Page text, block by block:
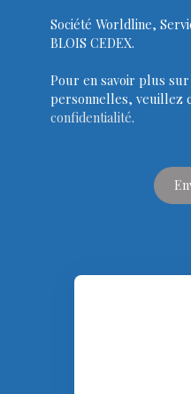
Société Worldline,
BLOIS CEDEX.
Pour en savoir plus
personnelles, veuillez
confidentialité.